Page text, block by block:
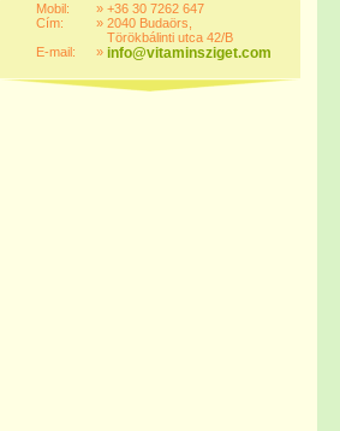
Mobil:
Cím:
E-mail:
»
»
»
+36 30 7262 647
2040 Budaörs,
Törökbálinti utca 42/B
info@vitaminsziget.com